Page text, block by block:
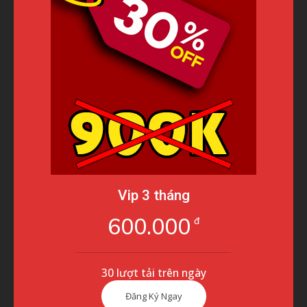
Vip 3 tháng
600.000 đ
30 lượt tải trên ngày
Đăng Ký Ngay